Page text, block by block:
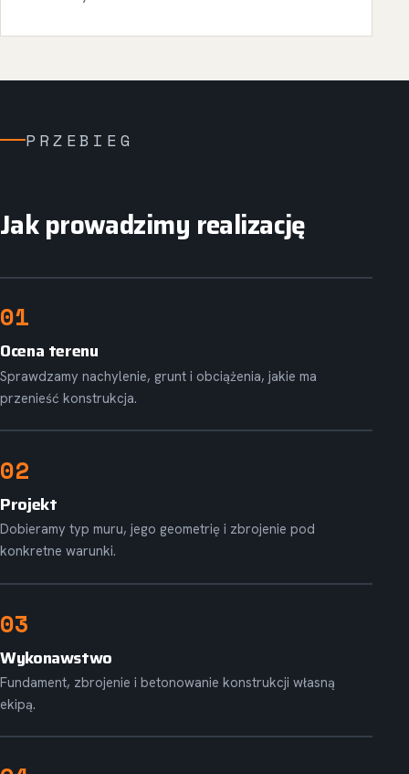
PRZEBIEG
Jak prowadzimy realizację
01
Ocena terenu
Sprawdzamy nachylenie, grunt i obciążenia, jakie ma
przenieść konstrukcja.
02
Projekt
Dobieramy typ muru, jego geometrię i zbrojenie pod
konkretne warunki.
03
Wykonawstwo
Fundament, zbrojenie i betonowanie konstrukcji własną
ekipą.